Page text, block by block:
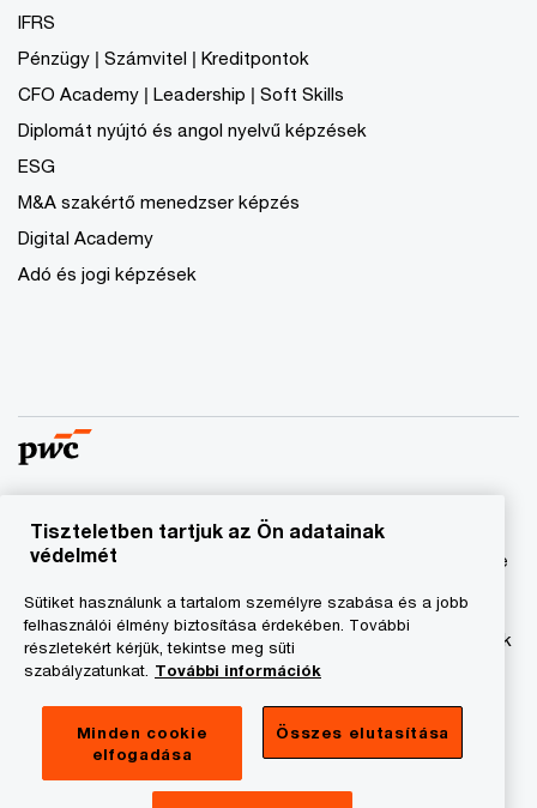
IFRS
Pénzügy | Számvitel | Kreditpontok
CFO Academy | Leadership | Soft Skills
Diplomát nyújtó és angol nyelvű képzések
ESG
M&A szakértő menedzser képzés
Digital Academy
Adó és jogi képzések
© 2023 - 2026 PwC. Minden jog fenntartva. A „PwC”
kifejezés a PricewaterhouseCoopers Könyvvizsgáló Kft.-re
amelyek az önálló és független jogi személyekből álló
PricewaterhouseCoopers International Limited hálózatának
tagja.
Adatkezelési tájékoztató
Cookie tájékoztató
Tiszteletben tartjuk az Ön adatainak
védelmét
Sütiket használunk a tartalom személyre szabása és a jobb
felhasználói élmény biztosítása érdekében. További
részletekért kérjük, tekintse meg süti
szabályzatunkat. További információk
Minden cookie
elfogadása
Összes elutasítása